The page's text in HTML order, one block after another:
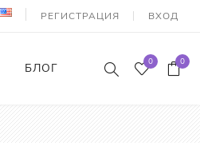
РЕГИСТРАЦИЯ ВХОД
БЛОГ 0 0